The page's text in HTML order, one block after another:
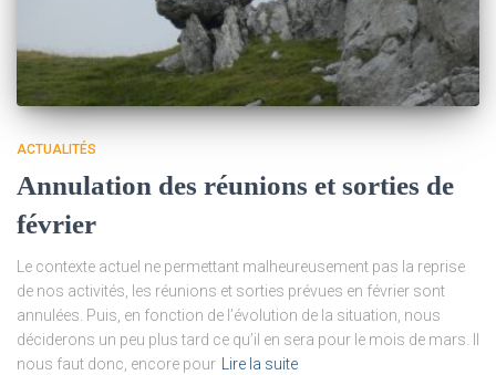
ACTUALITÉS
Annulation des réunions et sorties de
février
Le contexte actuel ne permettant malheureusement pas la reprise
de nos activités, les réunions et sorties prévues en février sont
annulées. Puis, en fonction de l’évolution de la situation, nous
déciderons un peu plus tard ce qu’il en sera pour le mois de mars. Il
nous faut donc, encore pour
Lire la suite